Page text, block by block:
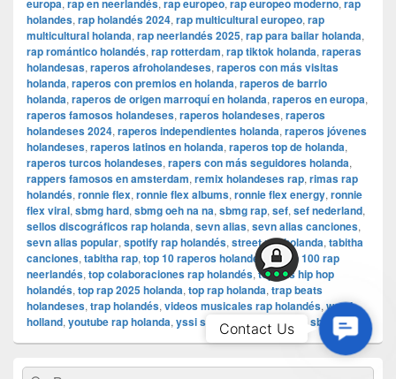
europa, rap en neerlandés, rap europeo, rap europeo moderno, rap
holandes, rap holandés 2024, rap multicultural europeo, rap
multicultural holanda, rap neerlandés 2025, rap para bailar holanda,
rap romántico holandés, rap rotterdam, rap tiktok holanda, raperas
holandesas, raperos afroholandeses, raperos con más visitas
holanda, raperos con premios en holanda, raperos de barrio
holanda, raperos de origen marroquí en holanda, raperos en europa,
raperos famosos holandeses, raperos holandeses, raperos
holandeses 2024, raperos independientes holanda, raperos jóvenes
holandeses, raperos latinos en holanda, raperos top de holanda,
raperos turcos holandeses, rapers con más seguidores holanda,
rappers famosos en amsterdam, remix holandeses rap, rimas rap
holandés, ronnie flex, ronnie flex albums, ronnie flex energy, ronnie
flex viral, sbmg hard, sbmg oeh na na, sbmg rap, sef, sef nederland,
sellos discográficos rap holanda, sevn alias, sevn alias canciones,
sevn alias popular, spotify rap holandés, street rap holanda, tabitha
canciones, tabitha rap, top 10 raperos holandeses, top 100 rap
neerlandés, top colaboraciones rap holandés,top hits hip hop
holandés, top rap 2025 holanda, top rap holanda, trap beats
holandeses, trap holandés, videos musicales rap holandés, weed
holland, youtube rap holanda, yssi sb yssi sb 2025 , yssi sb hits
Buscar
Us
Contact Us